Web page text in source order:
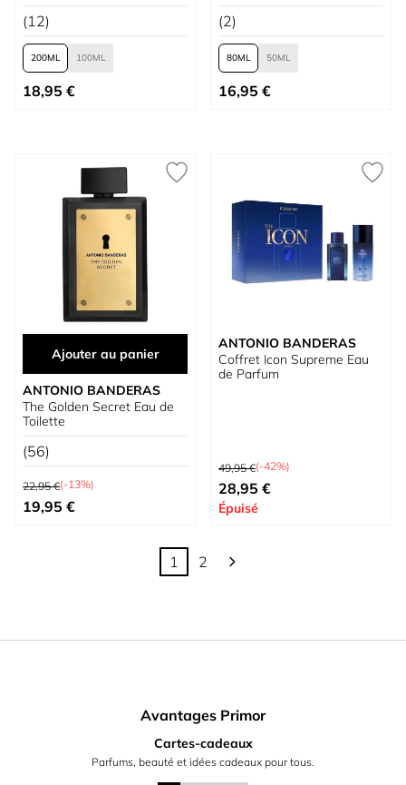
(12)
100
200
À partir de
18,95 €
(2)
50
80
À partir de
16,95 €
Ajouter au panier
ANTONIO BANDERAS
The Golden Secret Eau de
Toilette
(56)
Prix normal
22,95 €(-13%)
Prix spécial
19,95 €
ANTONIO BANDERAS
Coffret Icon Supreme Eau
de Parfum
Prix normal
49,95 €(-42%)
Prix spécial
28,95 €
Épuisé
Vous lisez actuellement la page
1
Page
2
Avantages Primor
Cartes-cadeaux
Parfums, beauté et idées cadeaux pour tous.